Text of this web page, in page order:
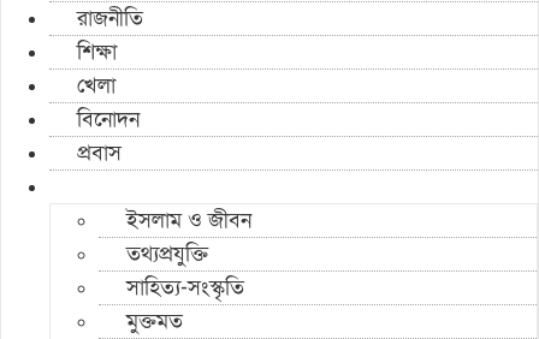
রাজনীতি
শিক্ষা
খেলা
বিনোদন
প্রবাস
ইসলাম ও জীবন
তথ্যপ্রযুক্তি
সাহিত্য-সংস্কৃতি
মুক্তমত